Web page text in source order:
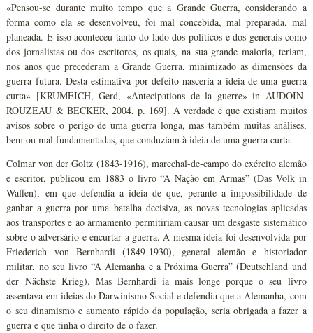
«Pensou-se durante muito tempo que a Grande Guerra, considerando a
forma como ela se desenvolveu, foi mal concebida, mal preparada, mal
planeada. E isso aconteceu tanto do lado dos políticos e dos generais como
dos jornalistas ou dos escritores, os quais, na sua grande maioria, teriam,
nos anos que precederam a Grande Guerra, minimizado as dimensões da
guerra futura. Desta estimativa por defeito nasceria a ideia de uma guerra
curta» [KRUMEICH, Gerd, «Antecipations de la guerre» in AUDOIN-
ROUZEAU & BECKER, 2004, p. 169]. A verdade é que existiam muitos
avisos sobre o perigo de uma guerra longa, mas também muitas análises,
bem ou mal fundamentadas, que conduziam à ideia de uma guerra curta.
Colmar von der Goltz (1843-1916), marechal-de-campo do exército alemão
e escritor, publicou em 1883 o livro “A Nação em Armas” (Das Volk in
Waffen), em que defendia a ideia de que, perante a impossibilidade de
ganhar a guerra por uma batalha decisiva, as novas tecnologias aplicadas
aos transportes e ao armamento permitiriam causar um desgaste sistemático
sobre o adversário e encurtar a guerra. A mesma ideia foi desenvolvida por
Friederich von Bernhardi (1849-1930), general alemão e historiador
militar, no seu livro “A Alemanha e a Próxima Guerra” (Deutschland und
der Nächste Krieg). Mas Bernhardi ia mais longe porque o seu livro
assentava em ideias do Darwinismo Social e defendia que a Alemanha, com
o seu dinamismo e aumento rápido da população, seria obrigada a fazer a
guerra e que tinha o direito de o fazer.